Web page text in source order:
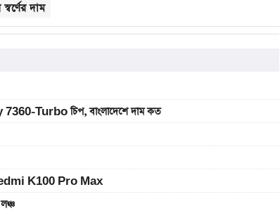
দাম
Turbo চিপ, বাংলাদেশে দাম কত
Redmi K100 Pro Max